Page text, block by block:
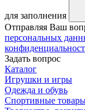
для заполнения
Отправляя Ваш
персональных
Задать вопрос
Каталог
Игрушки и игры
Одежда и обувь
Спортивные